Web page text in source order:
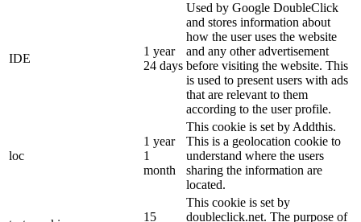
IDE
1 year
24 days
Used by Google DoubleClick
and stores information about
how the user uses the website
and any other advertisement
before visiting the website. This
is used to present users with ads
that are relevant to them
according to the user profile.
loc
1 year
1
month
This cookie is set by Addthis.
This is a geolocation cookie to
understand where the users
sharing the information are
located.
15
This cookie is set by
doubleclick.net. The purpose of